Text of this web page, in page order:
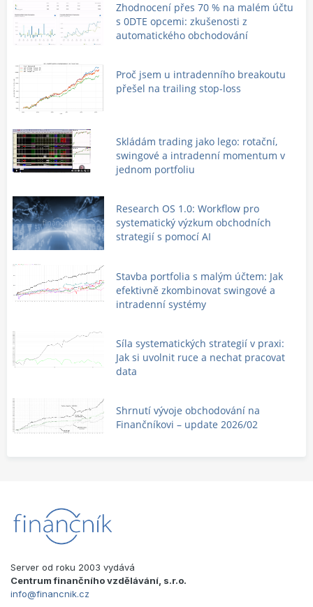
Zhodnocení přes 70 % na malém účtu
s 0DTE opcemi: zkušenosti z
automatického obchodování
Proč jsem u intradenního breakoutu
přešel na trailing stop-loss
Skládám trading jako lego: rotační,
swingové a intradenní momentum v
jednom portfoliu
Research OS 1.0: Workflow pro
systematický výzkum obchodních
strategií s pomocí AI
Stavba portfolia s malým účtem: Jak
efektivně zkombinovat swingové a
intradenní systémy
Síla systematických strategií v praxi:
Jak si uvolnit ruce a nechat pracovat
data
Shrnutí vývoje obchodování na
Finančníkovi – update 2026/02
Server od roku 2003 vydává
Centrum finančního vzdělávání, s.r.o.
info@financnik.cz